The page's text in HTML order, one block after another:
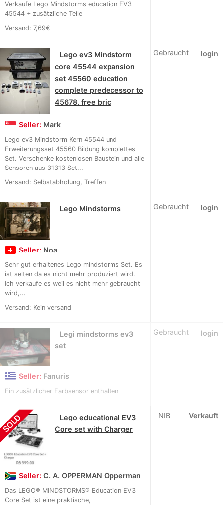
Verkaufe Lego Mindstorms education EV3
45544 + zusätzliche Teile
Versand: 7,69€
Lego ev3 Mindstorm
core 45544 expansion
set 45560 education
complete predecessor to
45678. free bric
Seller: Mark
Lego ev3 Mindstorm Kern 45544 und
Erweiterungsset 45560 Bildung komplettes
Set. Verschenke kostenlosen Baustein und alle
Sensoren aus 31313 Set...
Versand: Selbstabholung, Treffen
Gebraucht login
Lego Mindstorms
Seller: Noa
Sehr gut erhaltenes Lego mindstorms Set. Es
ist selten da es nicht mehr produziert wird.
Ich verkaufe es weil es nicht mehr gebraucht
wird,...
Versand: Kein versand
Gebraucht login
Legi mindstorms ev3
set
Seller: Fanuris
Ein zusätzlicher Farbsensor enthalten
Gebraucht login
SOLD
Lego educational EV3
Core set with Charger
Seller: C. A. OPPERMAN Opperman
Das LEGO® MINDSTORMS® Education EV3
Core Set ist eine praktische,
NIB Verkauft